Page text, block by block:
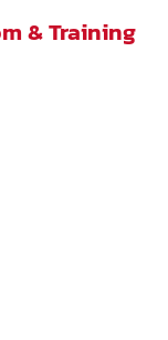
& Training